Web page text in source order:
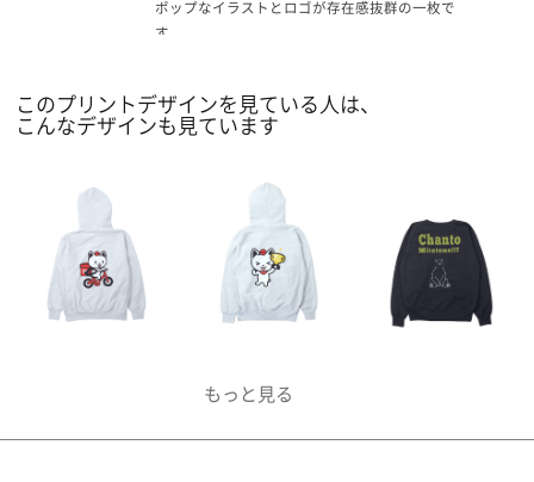
ポップなイラストとロゴが存在感抜群の一枚で
す。
このプリントデザインを見ている人は、
こんなデザインも見ています